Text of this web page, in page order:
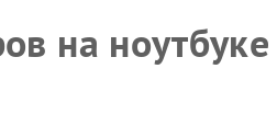
на ноутбуке